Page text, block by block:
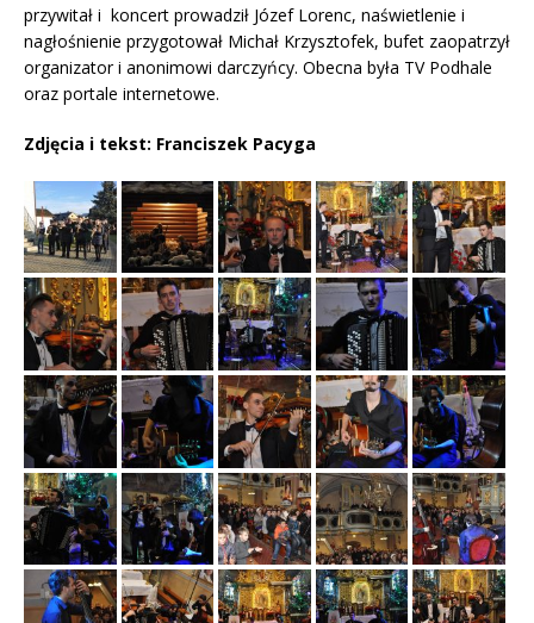
przywitał i koncert prowadził Józef Lorenc, naświetlenie i
nagłośnienie przygotował Michał Krzysztofek, bufet zaopatrzył
organizator i anonimowi darczyńcy. Obecna była TV Podhale
oraz portale internetowe.
Zdjęcia i tekst: Franciszek Pacyga